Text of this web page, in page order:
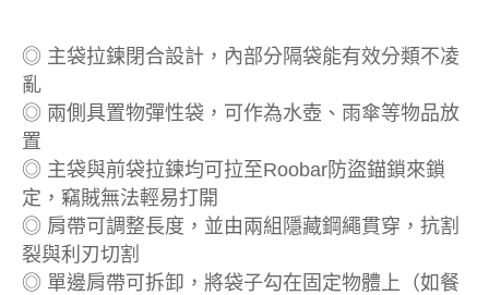
◎ 主袋拉鍊閉合設計，內部分隔袋能有效分類不凌
亂
◎ 兩側具置物彈性袋，可作為水壺、雨傘等物品放
置
◎ 主袋與前袋拉鍊均可拉至Roobar防盜錨鎖來鎖
定，竊賊無法輕易打開
◎ 肩帶可調整長度，並由兩組隱藏鋼繩貫穿，抗割
裂與利刃切割
◎ 單邊肩帶可拆卸，將袋子勾在固定物體上（如餐